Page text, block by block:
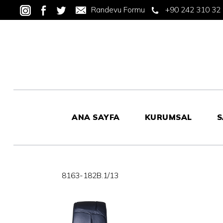
Randevu Formu +90 242 310 32
ANA SAYFA KURUMSAL
8163-182B.1/13